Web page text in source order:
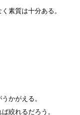
素質は十分ある。
かがえる。
絞れるだろう。